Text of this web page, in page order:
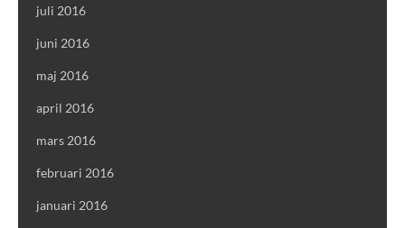
juli 2016
juni 2016
maj 2016
april 2016
mars 2016
februari 2016
januari 2016